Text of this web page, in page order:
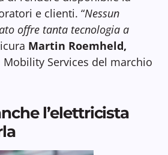
e clienti. “Nessun
offre tanta tecnologia a
Martin Roemheld,
Services del marchio
l’elettricista